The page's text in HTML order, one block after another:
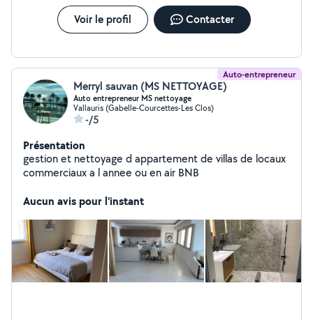
Voir le profil Contacter
Auto-entrepreneur
Merryl sauvan (MS NETTOYAGE)
Auto entrepreneur MS nettoyage
Vallauris (Gabelle-Courcettes-Les Clos)
-/5
Présentation
gestion et nettoyage d appartement de villas de locaux
commerciaux a l annee ou en air BNB
Aucun avis pour l'instant